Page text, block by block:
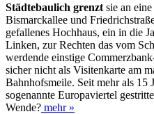
Städtebaulich grenzt sie an
Bismarckallee und
gefallenes Hochhaus, ein in die
Linken, zur Rechten das vom
werdende einstige
sicher nicht als Visitenkarte am
Bahnhofsmeile. Seit mehr als 15
sogenannte Europaviertel
Wende? mehr »